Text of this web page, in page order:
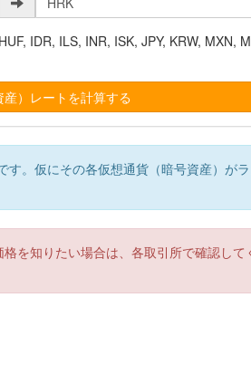
IDR, ILS, INR, ISK, JPY, KRW, MXN,
。仮にその各仮想通貨（暗号資産）が
を知りたい場合は、各取引所で確認し